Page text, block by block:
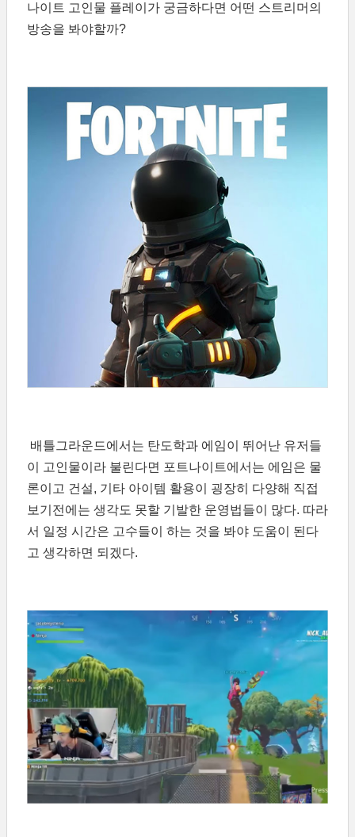
나이트 고인물 플레이가 궁금하다면 어떤 스트리머의
방송을 봐야할까?
배틀그라운드에서는 탄도학과 에임이 뛰어난 유저들
이 고인물이라 불린다면 포트나이트에서는 에임은 물
론이고 건설, 기타 아이템 활용이 굉장히 다양해 직접
보기전에는 생각도 못할 기발한 운영법들이 많다. 따라
서 일정 시간은 고수들이 하는 것을 봐야 도움이 된다
고 생각하면 되겠다.